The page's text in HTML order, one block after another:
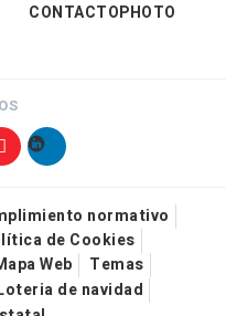
CONTACTOPHOTO
normativo
de Cookies
Web
Temas
de navidad